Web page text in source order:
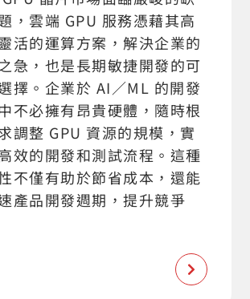
，雲端 GPU 服務憑藉其高
活的運算方案，解決企業的
急，也是長期敏捷開發的可
擇。企業於 AI／ML 的開發
不必擁有昂貴硬體，隨時根
調整 GPU 資源的規模，實
效的開發和測試流程。這種
不僅有助於節省成本，還能
產品開發週期，提升競爭